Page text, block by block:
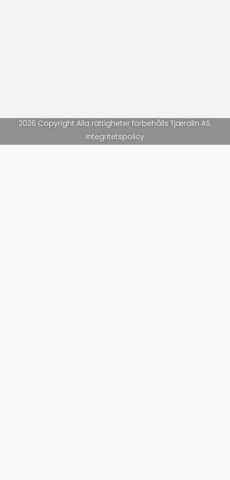
2026 Copyright Alla rättigheter förbehålls Tjæralin AS.
Integritetspolicy